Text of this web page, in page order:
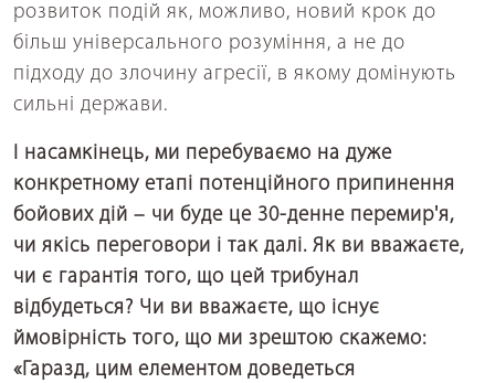
розвиток подій як, можливо, новий крок до
більш універсального розуміння, а не до
підходу до злочину агресії, в якому домінують
сильні держави.
І насамкінець, ми перебуваємо на дуже
конкретному етапі потенційного припинення
бойових дій – чи буде це 30-денне перемир'я,
чи якісь переговори і так далі. Як ви вважаєте,
чи є гарантія того, що цей трибунал
відбудеться? Чи ви вважаєте, що існує
ймовірність того, що ми зрештою скажемо:
«Гаразд, цим елементом доведеться